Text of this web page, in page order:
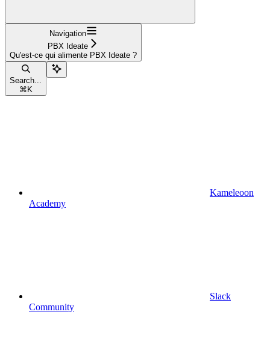
Navigation
PBX Ideate
Qu'est-ce qui alimente PBX Ideate ?
Search...
⌘ K
Kameleoon
Academy
Slack
Community